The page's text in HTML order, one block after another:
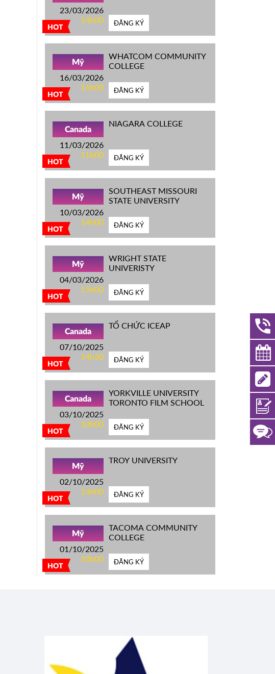
HOT
23/03/2026
14h00
ĐĂNG KÝ
HOT
Mỹ
16/03/2026
16h00
WHATCOM COMMUNITY
COLLEGE
ĐĂNG KÝ
HOT
Canada
11/03/2026
11h00
NIAGARA COLLEGE
ĐĂNG KÝ
HOT
Mỹ
10/03/2026
14h00
SOUTHEAST MISSOURI
STATE UNIVERSITY
ĐĂNG KÝ
HOT
Mỹ
04/03/2026
15h00
WRIGHT STATE
UNIVERISTY
ĐĂNG KÝ
HOT
Canada
07/10/2025
14h30
TỔ CHỨC ICEAP
ĐĂNG KÝ
HOT
Canada
03/10/2025
10h00
YORKVILLE UNIVERSITY
TORONTO FILM SCHOOL
ĐĂNG KÝ
HOT
Mỹ
02/10/2025
14h00
TROY UNIVERSITY
ĐĂNG KÝ
HOT
Mỹ
01/10/2025
10h00
TACOMA COMMUNITY
COLLEGE
ĐĂNG KÝ